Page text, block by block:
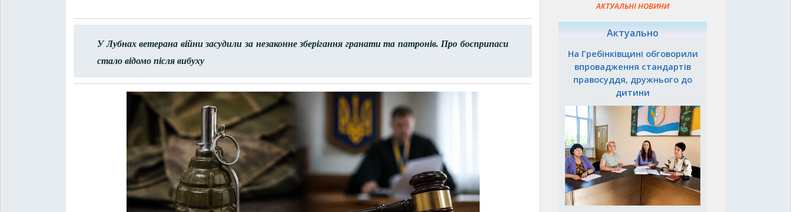
У Лубнах ветерана війни засудили за незаконне зберігання гранати та патронів. Про боєприпаси
стало відомо після вибуху
АКТУАЛЬНІ НОВИНИ
Актуально
На Гребінківщині обговорили
впровадження стандартів
правосуддя, дружнього до
дитини